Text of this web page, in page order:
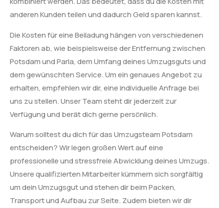
anderen Kunden teilen und dadurch Geld sparen kannst.
Die Kosten für eine Beiladung hängen von verschiedenen
Faktoren ab, wie beispielsweise der Entfernung zwischen
Potsdam und Parla, dem Umfang deines Umzugsguts und
dem gewünschten Service. Um ein genaues Angebot zu
erhalten, empfehlen wir dir, eine individuelle Anfrage bei
uns zu stellen. Unser Team steht dir jederzeit zur
Verfügung und berät dich gerne persönlich.
Warum solltest du dich für das Umzugsteam Potsdam
entscheiden? Wir legen großen Wert auf eine
professionelle und stressfreie Abwicklung deines Umzugs.
Unsere qualifizierten Mitarbeiter kümmern sich sorgfältig
um dein Umzugsgut und stehen dir beim Packen,
Transport und Aufbau zur Seite. Zudem bieten wir dir